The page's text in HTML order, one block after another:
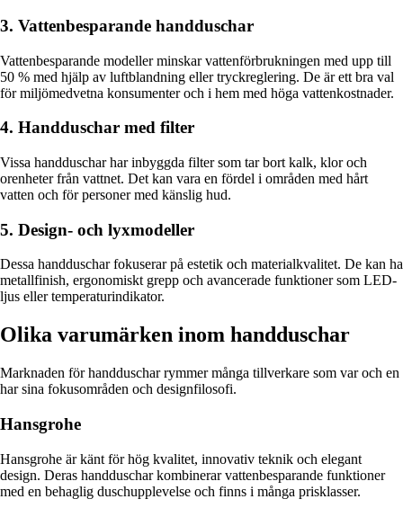
3. Vattenbesparande handduschar
Vattenbesparande modeller minskar vattenförbrukningen med upp till
50 % med hjälp av luftblandning eller tryckreglering. De är ett bra val
för miljömedvetna konsumenter och i hem med höga vattenkostnader.
4. Handduschar med filter
Vissa handduschar har inbyggda filter som tar bort kalk, klor och
orenheter från vattnet. Det kan vara en fördel i områden med hårt
vatten och för personer med känslig hud.
5. Design- och lyxmodeller
Dessa handduschar fokuserar på estetik och materialkvalitet. De kan ha
metallfinish, ergonomiskt grepp och avancerade funktioner som LED-
ljus eller temperaturindikator.
Olika varumärken inom handduschar
Marknaden för handduschar rymmer många tillverkare som var och en
har sina fokusområden och designfilosofi.
Hansgrohe
Hansgrohe är känt för hög kvalitet, innovativ teknik och elegant
design. Deras handduschar kombinerar vattenbesparande funktioner
med en behaglig duschupplevelse och finns i många prisklasser.